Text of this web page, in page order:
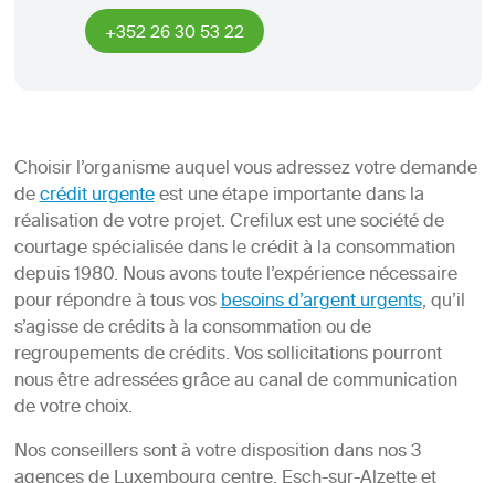
+352 26 30 53 22
Choisir l’organisme auquel vous adressez votre demande
decrédit urgenteest une étape importante dans la
réalisation de votre projet. Crefilux est une société de
courtage spécialisée dans le crédit à la consommation
depuis 1980. Nous avons toute l’expérience nécessaire
pour répondre à tous vosbesoins d’argent urgents, qu’il
s’agisse de crédits à la consommation ou de
regroupements de crédits. Vos sollicitations pourront
nous être adressées grâce au canal de communication
de votre choix.
Nos conseillers sont à votre disposition dans nos 3